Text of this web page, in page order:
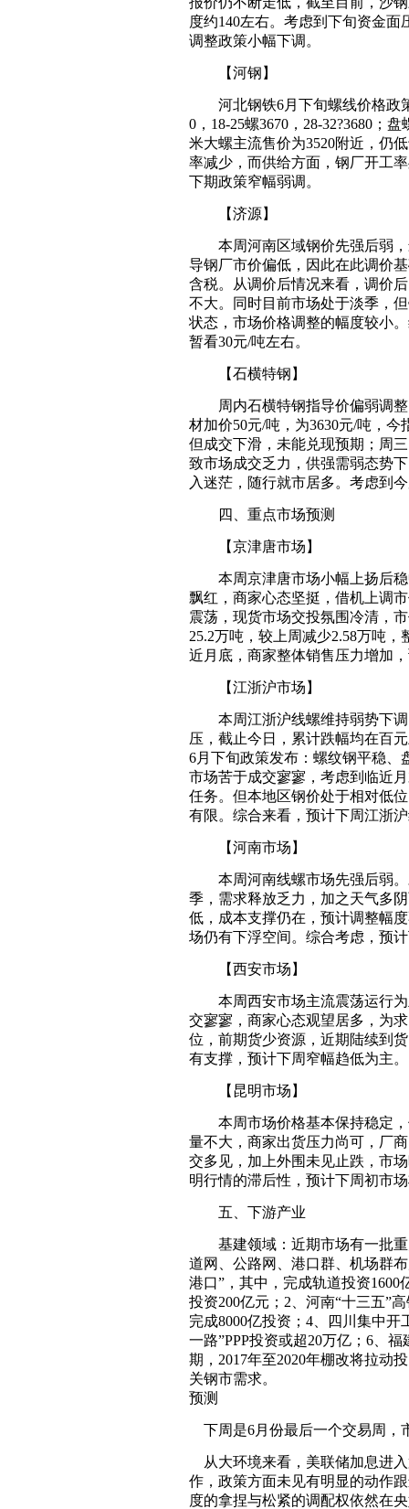
度约140左右。考虑到下旬资金
调整政策小幅下调。
【河钢】
河北钢铁6月下旬螺线价格政策
0，18-25螺3670，28-32?3680；
米大螺主流售价为3520附近，仍
率减少，而供给方面，钢厂开工
下期政策窄幅弱调。
【济源】
本周河南区域钢价先强后弱，
导钢厂市价偏低，因此在此调价
含税。从调价后情况来看，调价
不大。同时目前市场处于淡季，
状态，市场价格调整的幅度较小
暂看30元/吨左右。
【石横特钢】
周内石横特钢指导价偏弱调整
材加价50元/吨，为3630元/吨，
但成交下滑，未能兑现预期；周
致市场成交乏力，供强需弱态势
入迷茫，随行就市居多。考虑到
四、重点市场预测
【京津唐市场】
本周京津唐市场小幅上扬后稳
飘红，商家心态坚挺，借机上调
震荡，现货市场交投氛围冷清，
25.2万吨，较上周减少2.58万吨
近月底，商家整体销售压力增加
【江浙沪市场】
本周江浙沪线螺维持弱势下调
压，截止今日，累计跌幅均在百
6月下旬政策发布：螺纹钢平稳、
市场苦于成交寥寥，考虑到临近
任务。但本地区钢价处于相对低
有限。综合来看，预计下周江浙
【河南市场】
本周河南线螺市场先强后弱。
季，需求释放乏力，加之天气多
低，成本支撑仍在，预计调整幅
场仍有下浮空间。综合考虑，预
【西安市场】
本周西安市场主流震荡运行为
交寥寥，商家心态观望居多，为
位，前期货少资源，近期陆续到
有支撑，预计下周窄幅趋低为主。
【昆明市场】
本周市场价格基本保持稳定，
量不大，商家出货压力尚可，厂
交多见，加上外围未见止跌，市
明行情的滞后性，预计下周初市
五、下游产业
基建领域：近期市场有一批重
道网、公路网、港口群、机场群
港口”，其中，完成轨道投资1600
投资200亿元；2、河南“十三五”
完成8000亿投资；4、四川集中
一路”PPP投资或超20万亿；6、
期，2017年至2020年棚改将拉动
关钢市需求。
预测
下周是6月份最后一个交易周，
从大环境来看，美联储加息进
作，政策方面未见有明显的动作
度的拿捏与松紧的调配权依然在